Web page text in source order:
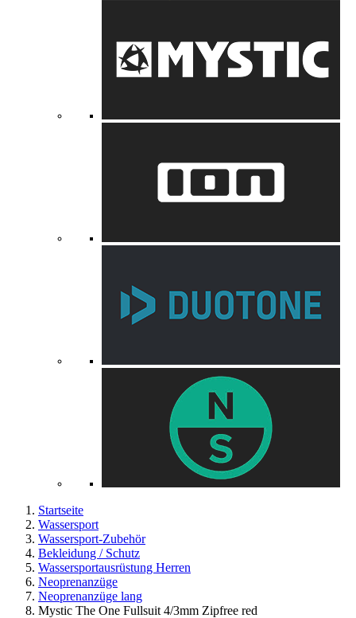
Startseite
Wassersport
Wassersport-Zubehör
Bekleidung / Schutz
Wassersportausrüstung Herren
Neoprenanzüge
Neoprenanzüge lang
Mystic The One Fullsuit 4/3mm Zipfree red